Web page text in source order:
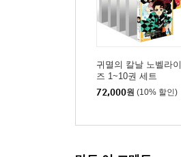
귀멸의 칼날 노벨라이
즈 1~10권 세트
72,000원 (10% 할인)